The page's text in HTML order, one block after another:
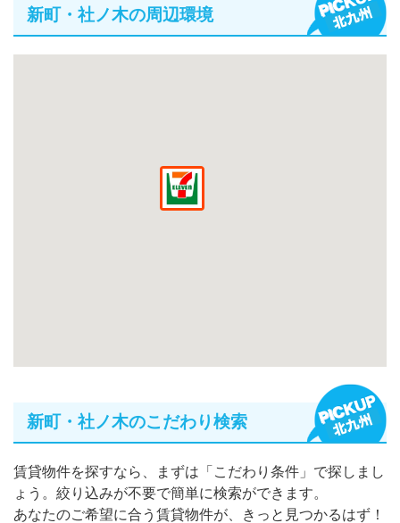
新町・社ノ木の周辺環境
新町・社ノ木のこだわり検索
賃貸物件を探すなら、まずは「こだわり条件」で探しまし
ょう。絞り込みが不要で簡単に検索ができます。
あなたのご希望に合う賃貸物件が、きっと見つかるはず！